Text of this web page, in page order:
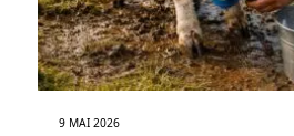
9 MAI 2026